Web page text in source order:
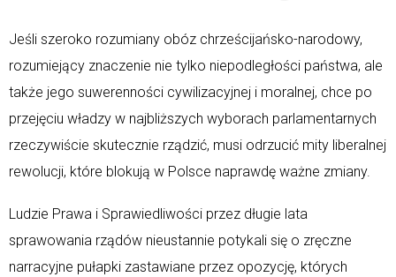
Jeśli szeroko rozumiany obóz chrześcijańsko-narodowy,
rozumiejący znaczenie nie tylko niepodległości państwa, ale
także jego suwerenności cywilizacyjnej i moralnej, chce po
przejęciu władzy w najbliższych wyborach parlamentarnych
rzeczywiście skutecznie rządzić, musi odrzucić mity liberalnej
rewolucji, które blokują w Polsce naprawdę ważne zmiany.
Ludzie Prawa i Sprawiedliwości przez długie lata
sprawowania rządów nieustannie potykali się o zręczne
narracyjne pułapki zastawiane przez opozycję, których